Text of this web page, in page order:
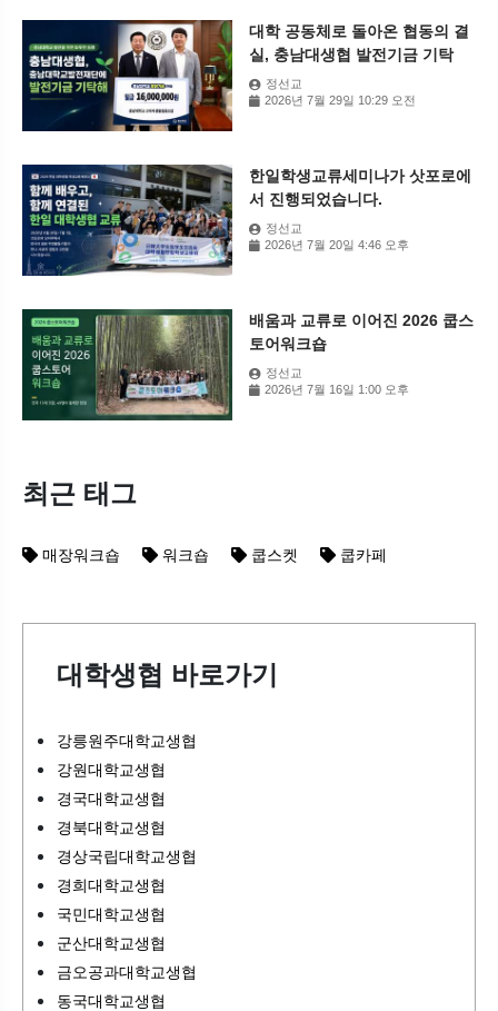
대학 공동체로 돌아온 협동의 결
실, 충남대생협 발전기금 기탁
정선교
2026년 7월 29일 10:29 오전
한일학생교류세미나가 삿포로에
서 진행되었습니다.
정선교
2026년 7월 20일 4:46 오후
배움과 교류로 이어진 2026 쿱스
토어워크숍
정선교
2026년 7월 16일 1:00 오후
최근 태그
매장워크숍 워크숍 쿱스켓 쿱카페
대학생협 바로가기
강릉원주대학교생협
강원대학교생협
경국대학교생협
경북대학교생협
경상국립대학교생협
경희대학교생협
국민대학교생협
군산대학교생협
금오공과대학교생협
동국대학교생협